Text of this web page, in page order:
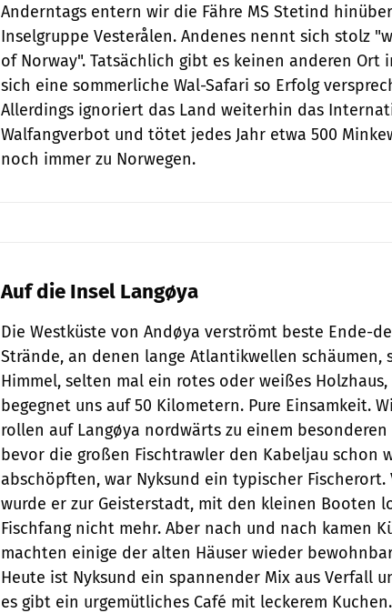
Anderntags entern wir die Fähre MS Stetind
Inselgruppe Vesterålen. Andenes nennt sich stolz
of Norway". Tatsächlich gibt es keinen anderen Ort
sich eine sommerliche Wal-Safari so Erfolg
Allerdings ignoriert das Land weiterhin das
Walfangverbot und tötet jedes Jahr etwa 500
noch immer zu Norwegen.
Auf die Insel Langøya
Die Westküste von Andøya verströmt beste Ende-
Strände, an denen lange Atlantikwellen schäumen,
Himmel, selten mal ein rotes oder weißes
begegnet uns auf 50 Kilometern. Pure Einsamkeit.
rollen auf Langøya nordwärts zu einem besonderen
bevor die großen Fischtrawler den Kabeljau schon
abschöpften, war Nyksund ein typischer Fischerort.
wurde er zur Geisterstadt, mit den kleinen Booten
Fischfang nicht mehr. Aber nach und nach kamen
machten einige der alten Häuser wieder
Heute ist Nyksund ein spannender Mix aus Verfall
es gibt ein urgemütliches Café mit leckerem